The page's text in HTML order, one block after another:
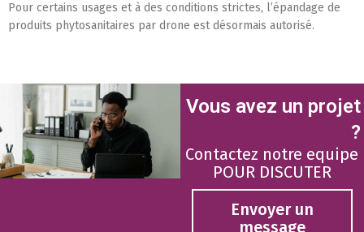
Pour certains usages et à des conditions strictes, l’épandage de
produits phytosanitaires par drone est désormais autorisé.
Vous avez un projet
?
Contactez notre equipe
POUR DISCUTER
Envoyer un
message